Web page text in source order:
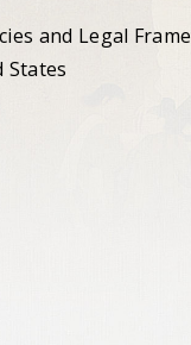
and Legal
States